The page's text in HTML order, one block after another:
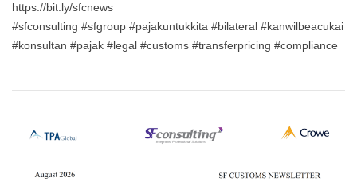
https://bit.ly/sfcnews
#sfconsulting #sfgroup #pajakuntukkita #bilateral #kanwilbeacukai
#konsultan #pajak #legal #customs #transferpricing #compliance